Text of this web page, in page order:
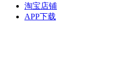
淘宝店铺
APP下载